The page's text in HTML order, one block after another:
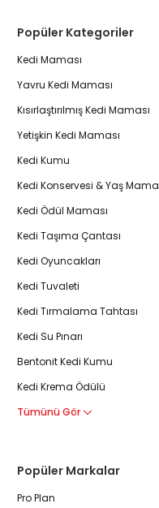
Popüler Kategoriler
Kedi Maması
Yavru Kedi Maması
Kısırlaştırılmış Kedi Maması
Yetişkin Kedi Maması
Kedi Kumu
Kedi Konservesi & Yaş Mama
Kedi Ödül Maması
Kedi Taşıma Çantası
Kedi Oyuncakları
Kedi Tuvaleti
Kedi Tırmalama Tahtası
Kedi Su Pınarı
Bentonit Kedi Kumu
Kedi Krema Ödülü
Tümünü Gör
Popüler Markalar
Pro Plan